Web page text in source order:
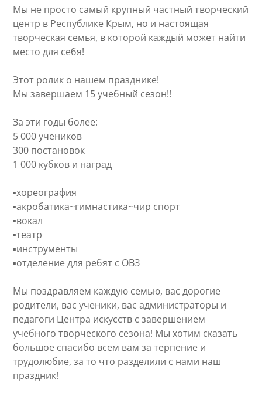
Мы не просто самый крупный частный творческий
центр в Республике Крым, но и настоящая
творческая семья, в которой каждый может найти
место для себя!
Этот ролик о нашем празднике!
Мы завершаем 15 учебный сезон!!
За эти годы более:
5 000 учеников
300 постановок
1 000 кубков и наград
▪︎хореография
▪︎акробатика~гимнастика~чир спорт
▪︎вокал
▪︎театр
▪︎инструменты
▪︎отделение для ребят с ОВЗ
Мы поздравляем каждую семью, вас дорогие
родители, вас ученики, вас администраторы и
педагоги Центра искусств с завершением
учебного творческого сезона! Мы хотим сказать
большое спасибо всем вам за терпение и
трудолюбие, за то что разделили с нами наш
праздник!